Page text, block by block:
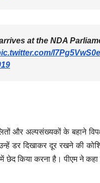
at the NDA
l7Pg5VwS0e
और अल्पसंख्यकों के बहाने
डर दिखाकर दूर रखने की
किया करना है। पीएम ने कहा